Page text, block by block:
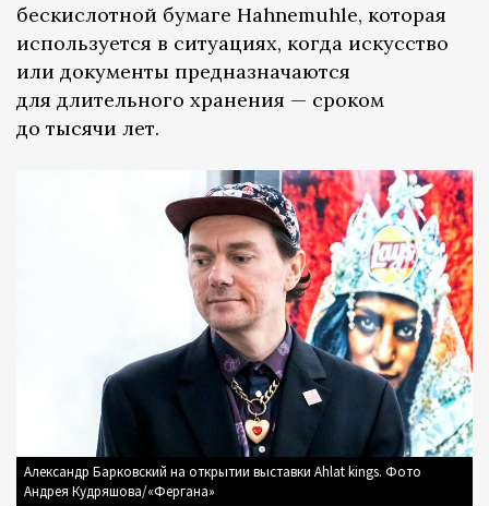
бескислотной бумаге Hahnemuhle, которая
используется в ситуациях, когда искусство
или документы предназначаются
для длительного хранения — сроком
до тысячи лет.
Александр Барковский на открытии выставки Ahlat kings. Фото
Андрея Кудряшова/«Фергана»